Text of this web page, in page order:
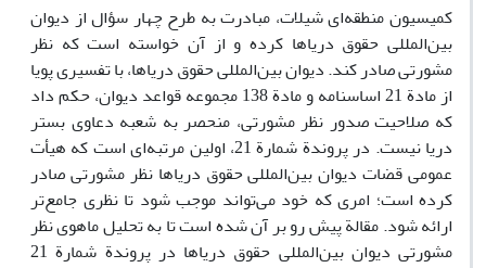
کمیسیون منطقه‌ای شیلات، مبادرت به طرح چهار سؤال از دیوان
بین‌المللی حقوق دریاها کرده و از آن خواسته است که نظر
مشورتی صادر کند. دیوان بین‌المللی حقوق دریاها، با تفسیری پویا
از مادة 21 اساسنامه و مادة 138 مجموعه قواعد دیوان، حکم داد
که صلاحیت صدور نظر مشورتی، منحصر به شعبه دعاوی بستر
دریا نیست. در پروندة شمارة 21، اولین مرتبه‌ای است که هیأت
عمومی قضات دیوان بین‌المللی حقوق دریاها نظر مشورتی صادر
کرده است؛ امری که خود می‌تواند موجب شود تا نظری جامع‌تر
ارائه شود. مقالة پیش رو بر آن شده است تا به تحلیل ماهوی نظر
مشورتی دیوان بین‌المللی حقوق دریاها در پروندة شمارة 21